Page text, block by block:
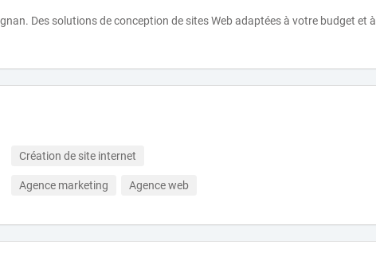
Des solutions de conception de sites Web adaptées à votre budget et à
Création de site internet
Agence marketing Agence web